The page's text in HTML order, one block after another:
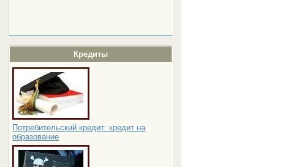
Кредиты
Потребительский кредит: кредит на
образование